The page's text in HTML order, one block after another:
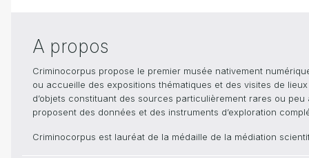
A propos
Criminocorpus propose le premier musée nativement
ou accueille des expositions thématiques et des visites de
d’objets constituant des sources particulièrement rares ou
proposent des données et des instruments d’exploration
Criminocorpus est lauréat de la médaille de la médiation